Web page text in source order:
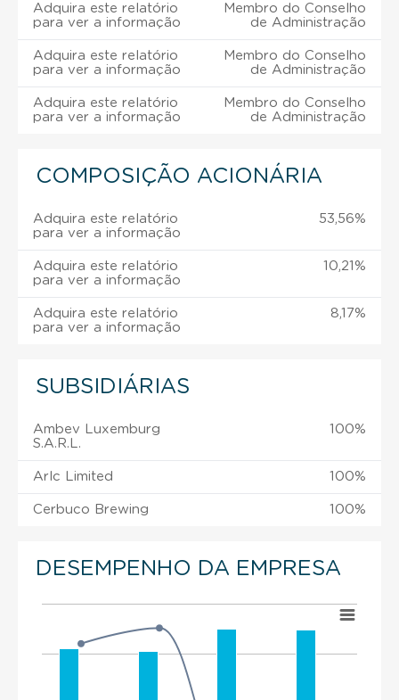
Adquira este relatório
para ver a informação
Membro do Conselho
de Administração
Adquira este relatório
para ver a informação
Membro do Conselho
de Administração
Adquira este relatório
para ver a informação
Membro do Conselho
de Administração
COMPOSIÇÃO ACIONÁRIA
Adquira este relatório
para ver a informação
53,56%
Adquira este relatório
para ver a informação
10,21%
Adquira este relatório
para ver a informação
8,17%
SUBSIDIÁRIAS
Ambev Luxemburg
S.A.R.L.
100%
Arlc Limited 100%
Cerbuco Brewing 100%
DESEMPENHO DA EMPRESA